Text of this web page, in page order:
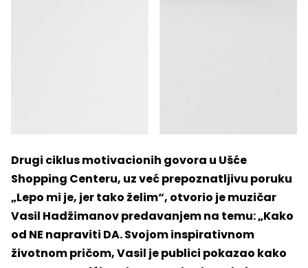
Drugi ciklus motivacionih govora u Ušće
Shopping Centeru, uz već prepoznatljivu poruku
„Lepo mi je, jer tako želim“, otvorio je muzičar
Vasil Hadžimanov predavanjem na temu: „Kako
od NE napraviti DA. Svojom inspirativnom
životnom pričom, Vasil je publici pokazao kako